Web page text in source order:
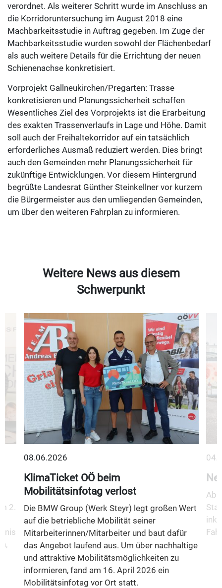
verordnet. Als weiterer Schritt wurde im Anschluss an
die Korridoruntersuchung im August 2018 eine
Machbarkeitsstudie in Auftrag gegeben. Im Zuge der
Machbarkeitsstudie wurden sowohl der Flächenbedarf
als auch weitere Details für die Errichtung der neuen
Schienenachse konkretisiert.
Vorprojekt Gallneukirchen/Pregarten: Trasse
konkretisieren und Planungssicherheit schaffen
Wesentliches Ziel des Vorprojekts ist die Erarbeitung
des exakten Trassenverlaufs in Lage und Höhe. Damit
soll auch der Freihaltekorridor auf ein tatsächlich
erforderliches Ausmaß reduziert werden. Dies bringt
auch den Gemeinden mehr Planungssicherheit für
zukünftige Entwicklungen. Vor diesem Hintergrund
begrüßte Landesrat Günther Steinkellner vor kurzem
die Bürgermeister aus den umliegenden Gemeinden,
um über den weiteren Fahrplan zu informieren.
Weitere News aus diesem
Schwerpunkt
2.
08.06.2026
KlimaTicket OÖ beim
Mobilitätsinfotag verlost
Die BMW Group (Werk Steyr) legt großen Wert
auf die betriebliche Mobilität seiner
Mitarbeiterinnen/Mitarbeiter und baut dafür
das Angebot laufend aus. Um über nachhaltige
und attraktive Mobilitätsmöglichkeiten zu
informieren, fand am 16. April 2026 ein
Mobilitätsinfotag vor Ort statt.
Ab